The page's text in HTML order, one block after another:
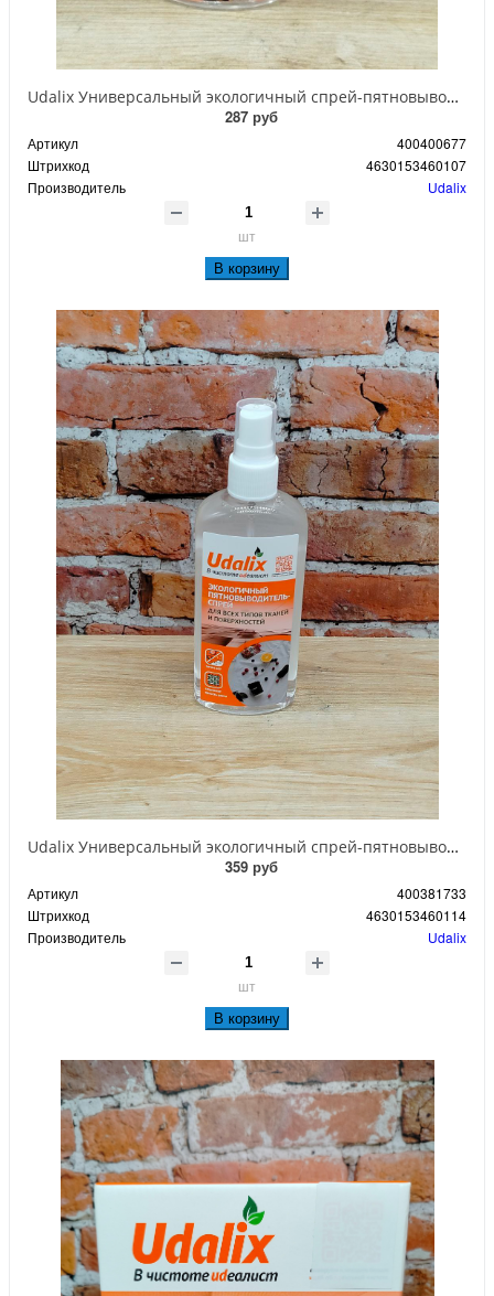
Udalix Универсальный экологичный спрей-пятновыводитель для всех типов тканей и поверхностей 100 мл
287 руб
Артикул
400400677
Штрихкод
4630153460107
Производитель
Udalix
шт
В корзину
Udalix Универсальный экологичный спрей-пятновыводитель для всех типов тканей и поверхностей 150 мл
359 руб
Артикул
400381733
Штрихкод
4630153460114
Производитель
Udalix
шт
В корзину